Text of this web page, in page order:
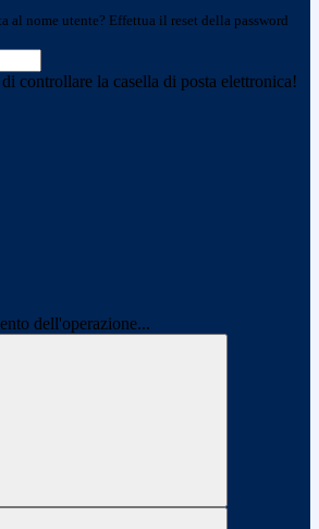
al nome utente? Effettua il reset della password
controllare la casella di posta elettronica!
dell'operazione...